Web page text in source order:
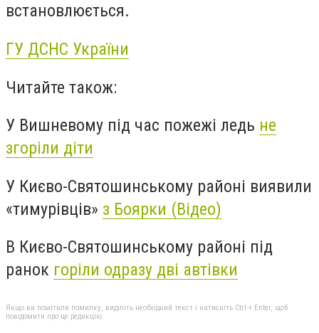
встановлюється.
ГУ ДСНС України
Читайте також:
У Вишневому під час пожежі ледь не
згоріли діти
У Києво-Святошинському районі виявили
«тимурівців» з Боярки (Відео)
В Києво-Святошинському районі під
ранок горіли одразу дві автівки
Якщо ви помітили помилку, виділіть необхідний текст і натисніть Ctrl + Enter, щоб
повідомити про це редакцію